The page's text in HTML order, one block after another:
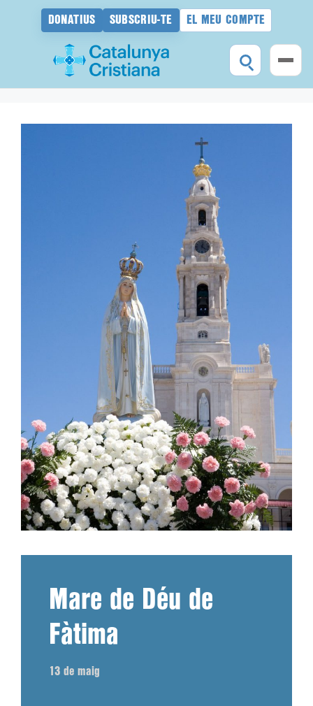
DONATIUS SUBSCRIU-TE EL MEU COMPTE
Mare de Déu de
Fàtima
13 de maig